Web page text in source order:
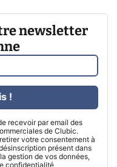
newsletter
recevoir par email des
de Clubic.
votre consentement à
présent dans
gestion de vos données,
confidentialité
!